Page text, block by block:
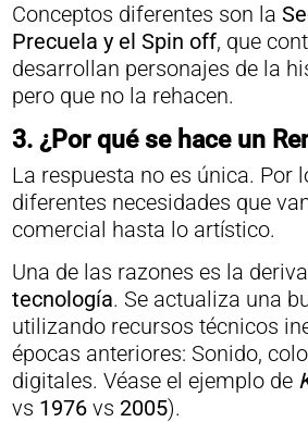
Conceptos diferentes son la
Precuela y el Spin off, que
desarrollan personajes de la
pero que no la rehacen.
3. ¿Por qué se hace un
La respuesta no es única. Por
diferentes necesidades que
comercial hasta lo artístico.
Una de las razones es la
tecnología. Se actualiza una
utilizando recursos técnicos
épocas anteriores: Sonido,
digitales. Véase el ejemplo de
vs 1976vs 2005).